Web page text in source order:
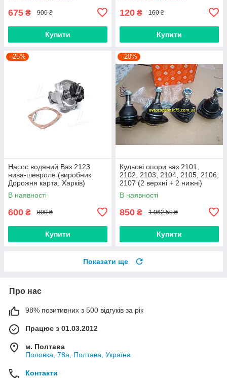
675 ₴ 900 ₴
Купити
120 ₴ 160 ₴
Купити
–25%
Насос водяний Ваз 2123
нива-шевроле (виробник
Дорожня карта, Харків)
В наявності
600 ₴ 800 ₴
Купити
–20%
Кульові опори ваз 2101,
2102, 2103, 2104, 2105, 2106,
2107 (2 верхні + 2 нижні)
Дорожня карта, Харків
В наявності
850 ₴ 1 062,50 ₴
Купити
Показати ще
Про нас
98% позитивних з 500 відгуків за рік
Працює з 01.03.2012
м. Полтава
Половка, 78а, Полтава, Україна
Контакти